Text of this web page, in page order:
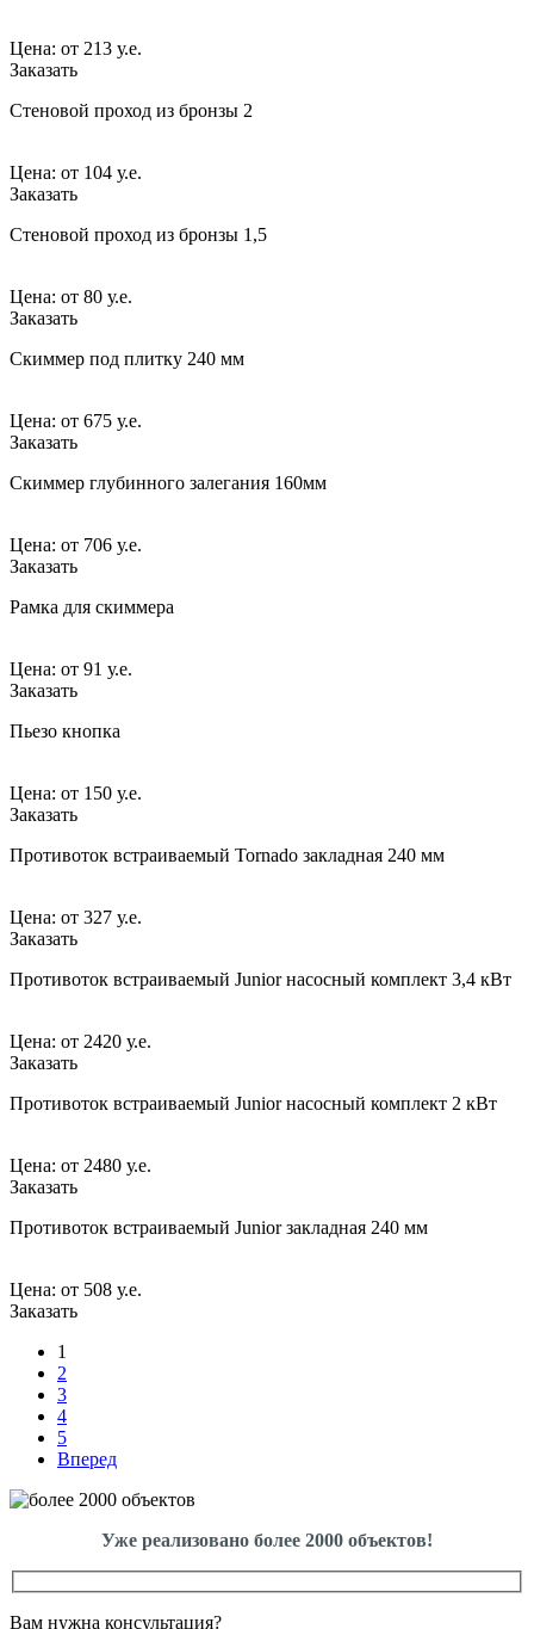
Цена: от 213 у.е.
Заказать
Стеновой проход из бронзы 2
Цена: от 104 у.е.
Заказать
Стеновой проход из бронзы 1,5
Цена: от 80 у.е.
Заказать
Скиммер под плитку 240 мм
Цена: от 675 у.е.
Заказать
Скиммер глубинного залегания 160мм
Цена: от 706 у.е.
Заказать
Рамка для скиммера
Цена: от 91 у.е.
Заказать
Пьезо кнопка
Цена: от 150 у.е.
Заказать
Противоток встраиваемый Tornado закладная 240 мм
Цена: от 327 у.е.
Заказать
Противоток встраиваемый Junior насосный комплект 3,4 кВт
Цена: от 2420 у.е.
Заказать
Противоток встраиваемый Junior насосный комплект 2 кВт
Цена: от 2480 у.е.
Заказать
Противоток встраиваемый Junior закладная 240 мм
Цена: от 508 у.е.
Заказать
1
2
3
4
5
Вперед
Уже реализовано более 2000 объектов!
Вам нужна консультация?